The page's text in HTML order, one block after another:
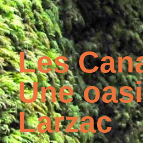
Les
Une
Larzac